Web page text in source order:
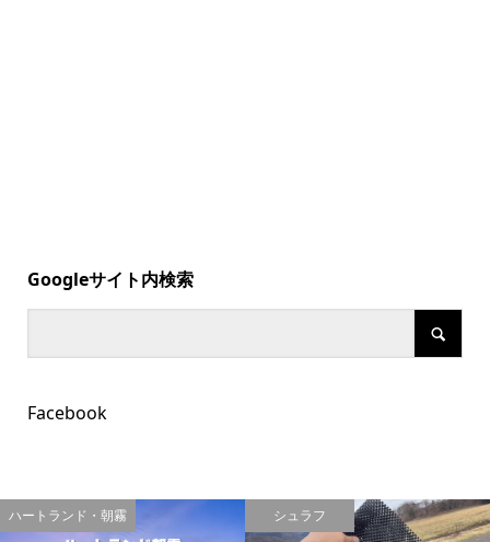
Googleサイト内検索
Facebook
ハートランド・朝霧 シュラフ